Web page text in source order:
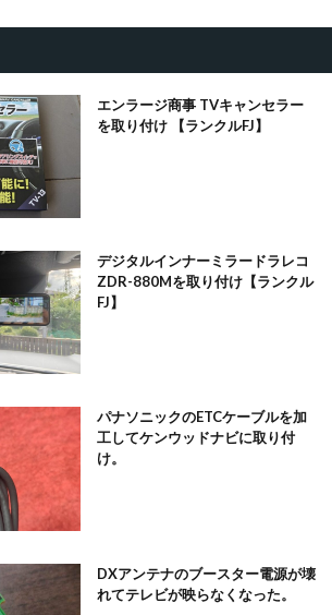
エンラージ商事 TVキャンセラー
を取り付け 【ランクルFJ】
デジタルインナーミラードラレコ
ZDR-880Mを取り付け【ランクル
FJ】
パナソニックのETCケーブルを加
工してケンウッドナビに取り付
け。
DXアンテナのブースター電源が壊
れてテレビが映らなくなった。